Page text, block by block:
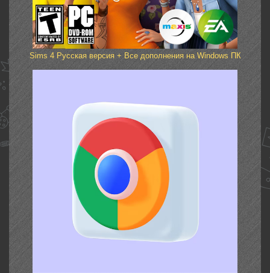
Sims 4 Русская версия + Все дополнения на Windows ПК